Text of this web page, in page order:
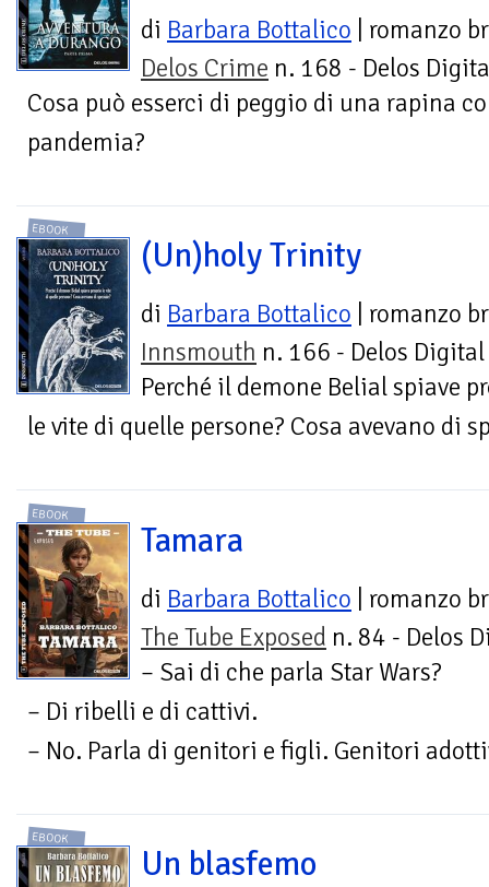
di Barbara Bottalico | romanzo
Delos Crime n. 168 - Delos
Cosa può esserci di peggio di una rapina
pandemia?
EBOOK
(Un)holy Trinity
di Barbara Bottalico | romanzo
Innsmouth n. 166 - Delos Digital
Perché il demone Belial spiave
le vite di quelle persone? Cosa avevano di
EBOOK
Tamara
di Barbara Bottalico | romanzo
The Tube Exposed n. 84 - Delos
– Sai di che parla Star Wars?
– Di ribelli e di cattivi.
– No. Parla di genitori e figli. Genitori
EBOOK
Un blasfemo